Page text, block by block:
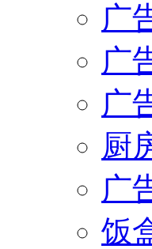
广
广
广
厨
广
饭